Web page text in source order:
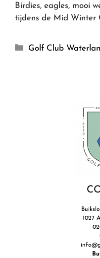
Birdies, eagles, mooi
tijdens de Mid Winter
Golf Club
1027